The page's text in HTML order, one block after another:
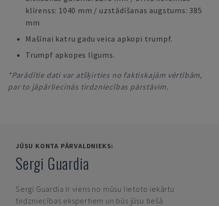
klīrenss: 1040 mm / uzstādīšanas augstums: 385
mm
Mašīnai katru gadu veica apkopi trumpf.
Trumpf apkopes līgums.
*Parādītie dati var atšķirties no faktiskajām vērtībām,
par to jāpārliecinās tirdzniecības pārstāvim.
JŪSU KONTA PĀRVALDNIEKS:
Sergi Guardia
Sergi Guardia Ir viens no mūsu lietoto iekārtu
tirdzniecības ekspertiem un būs jūsu tiešā